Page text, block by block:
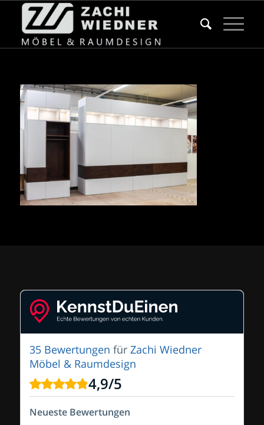
35 Bewertungen für Zachi Wiedner
Möbel & Raumdesign
4,9/5
Neueste Bewertungen